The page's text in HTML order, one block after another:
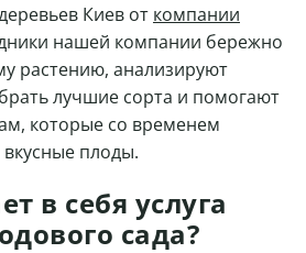
Киев от компании
нашей компании бережно
растению, анализируют
лучшие сорта и помогают
которые со временем
плоды.
в себя услуга
сада?